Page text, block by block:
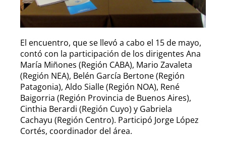
El encuentro, que se llevó a cabo el 15 de mayo,
contó con la participación de los dirigentes Ana
María Miñones (Región CABA), Mario Zavaleta
(Región NEA), Belén García Bertone (Región
Patagonia), Aldo Sialle (Región NOA), René
Baigorria (Región Provincia de Buenos Aires),
Cinthia Berardi (Región Cuyo) y Gabriela
Cachayu (Región Centro). Participó Jorge López
Cortés, coordinador del área.